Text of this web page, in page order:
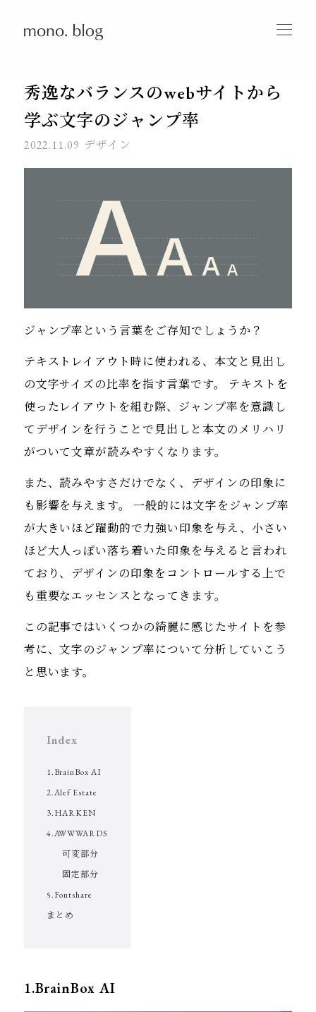
秀逸なバランスのwebサイトから
学ぶ文字のジャンプ率
2022.11.09 デザイン
ジャンプ率という言葉をご存知でしょうか？
テキストレイアウト時に使われる、本文と見出し
の文字サイズの比率を指す言葉です。 テキストを
使ったレイアウトを組む際、ジャンプ率を意識し
てデザインを行うことで見出しと本文のメリハリ
がついて文章が読みやすくなります。
また、読みやすさだけでなく、デザインの印象に
も影響を与えます。 一般的には文字をジャンプ率
が大きいほど躍動的で力強い印象を与え、小さい
ほど大人っぽい落ち着いた印象を与えると言われ
ており、デザインの印象をコントロールする上で
も重要なエッセンスとなってきます。
この記事ではいくつかの綺麗に感じたサイトを参
考に、文字のジャンプ率について分析していこう
と思います。
Index
1.BrainBox AI
2.Alef Estate
3.HARKEN
4.AWWWARDS
可変部分
固定部分
5.Fontshare
まとめ
1.BrainBox AI